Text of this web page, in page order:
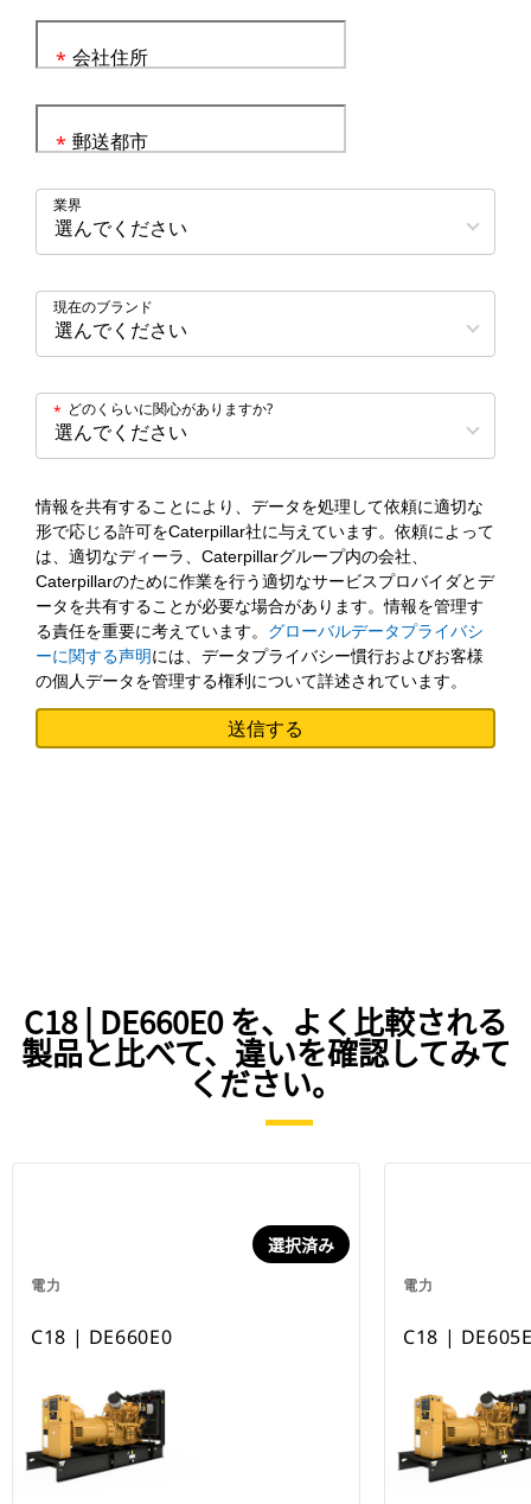
会社住所
*
郵送都市
*
業界
現在のブランド
どのくらいに関心がありますか?
*
情報を共有することにより、データを処理して依頼に適切な
形で応じる許可をCaterpillar社に与えています。依頼によって
は、適切なディーラ、Caterpillarグループ内の会社、
Caterpillarのために作業を行う適切なサービスプロバイダとデ
ータを共有することが必要な場合があります。情報を管理す
る責任を重要に考えています。 グローバルデータプライバシ
ーに関する声明には、データプライバシー慣行およびお客様
の個人データを管理する権利について詳述されています。
C18 | DE660E0 を、よく比較される
製品と比べて、違いを確認してみて
ください。
電力
選択済み
C18 | DE660E0
電力
C18 |